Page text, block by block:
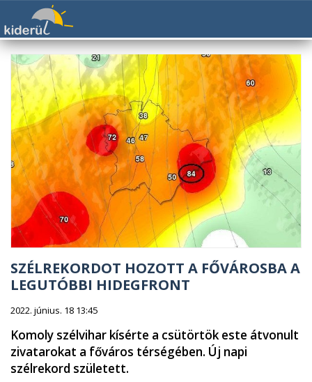
SZÉLREKORDOT HOZOTT A FŐVÁROSBA A
LEGUTÓBBI HIDEGFRONT
2022. június. 18 13:45
Komoly szélvihar kísérte a csütörtök este átvonult
zivatarokat a főváros térségében. Új napi
szélrekord született.